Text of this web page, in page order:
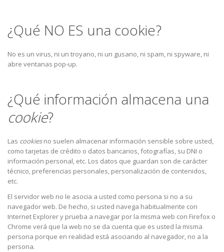
¿Qué NO ES una cookie?
No es un virus, ni un troyano, ni un gusano, ni spam, ni spyware, ni
abre ventanas pop-up.
¿Qué información almacena una
cookie?
Las cookiesno suelen almacenar información sensible sobre usted,
como tarjetas de crédito o datos bancarios, fotografías, su DNI o
información personal, etc. Los datos que guardan son de carácter
técnico, preferencias personales, personalización de contenidos,
etc.
El servidor web no le asocia a usted como persona si no a su
navegador web. De hecho, si usted navega habitualmente con
Internet Explorer y prueba a navegar por la misma web con Firefox o
Chrome verá que la web no se da cuenta que es usted la misma
persona porque en realidad está asociando al navegador, no a la
persona.